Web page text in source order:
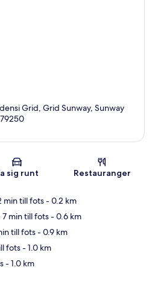
Grid, Grid Sunway, Sunway
sig runt Restauranger
min till fots- 0.2 km
7 min till fots- 0.6 km
till fots- 0.9 km
fots- 1.0 km
- 1.0 km